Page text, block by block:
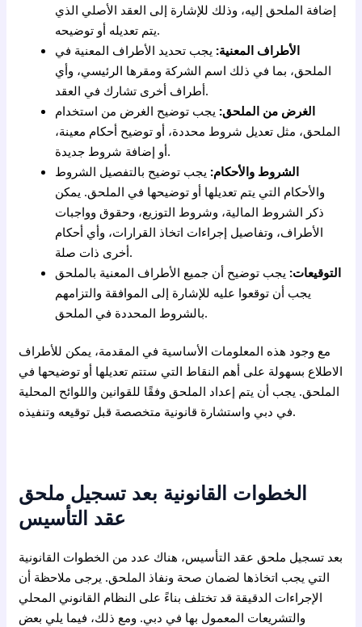
إضافة الملحق إليه، وذلك للإشارة إلى العقد الأصلي الذي
يتم تعديله أو توضيحه.
الأطراف المعنية: يجب تحديد الأطراف المعنية في
الملحق، بما في ذلك اسم الشركة ومقرها الرئيسي، وأي
أطراف أخرى تشارك في العقد.
الغرض من الملحق: يجب توضيح الغرض من استخدام
الملحق، مثل تعديل شروط محددة، أو توضيح أحكام معينة،
أو إضافة شروط جديدة.
الشروط والأحكام: يجب توضيح بالتفصيل الشروط
والأحكام التي يتم تعديلها أو توضيحها في الملحق. يمكن
ذكر الشروط المالية، وشروط التوزيع، وحقوق وواجبات
الأطراف، وتفاصيل إجراءات اتخاذ القرارات، وأي أحكام
أخرى ذات صلة.
التوقيعات: يجب توضيح أن جميع الأطراف المعنية بالملحق
يجب أن توقعوا عليه للإشارة إلى الموافقة والتزامهم
بالشروط المحددة في الملحق.
مع وجود هذه المعلومات الأساسية في المقدمة، يمكن للأطراف
الاطلاع بسهولة على أهم النقاط التي ستتم تعديلها أو توضيحها في
الملحق. يجب أن يتم إعداد الملحق وفقًا للقوانين واللوائح المحلية
في دبي واستشارة قانونية متخصصة قبل توقيعه وتنفيذه.
الخطوات القانونية بعد تسجيل ملحق
عقد التأسيس
بعد تسجيل ملحق عقد التأسيس، هناك عدد من الخطوات القانونية
التي يجب اتخاذها لضمان صحة ونفاذ الملحق. يرجى ملاحظة أن
الإجراءات الدقيقة قد تختلف بناءً على النظام القانوني المحلي
والتشريعات المعمول بها في دبي. ومع ذلك، فيما يلي بعض